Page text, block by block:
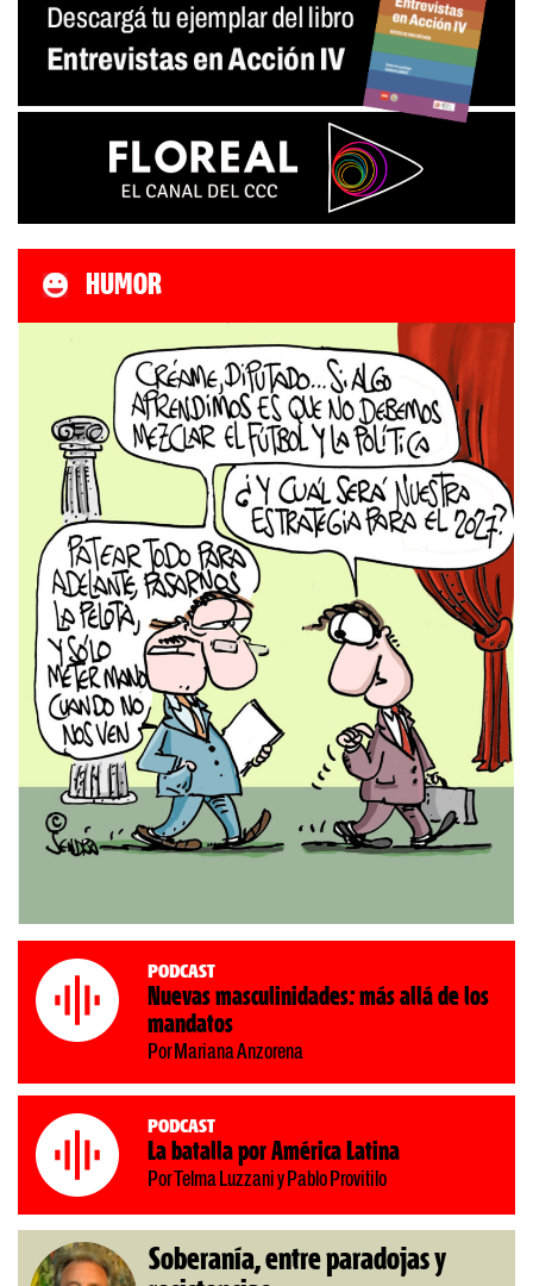
HUMOR
Podcast
Nuevas masculinidades: más allá de los
mandatos
Por Mariana Anzorena
Podcast
La batalla por América Latina
Por Telma Luzzani y Pablo Provitilo
Soberanía, entre paradojas y